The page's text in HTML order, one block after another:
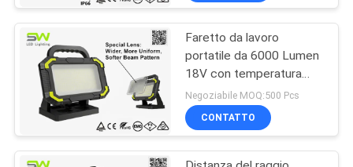
DI
NOI
VISITA
ALLA
FABBRICA
riflettore principale
ricaricabile
78
Faretto da lavoro
portatile da 6000 Lumen
18V con temperatura
colore regolabile in
continuo
Negoziabile MOQ:500 Pcs
CONTATTO